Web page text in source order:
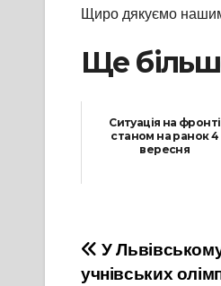
Щиро дякуємо нашим
Ще
Ситуація на фронті
станом на ранок 4
вересня
Навігація
У
учнівських